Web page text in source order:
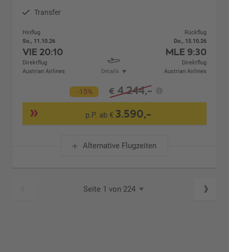
Transfer
Hinflug
So., 11.10.26
VIE 20:10
Direktflug
Austrian Airlines
Details
Rückflug
Do., 15.10.26
MLE 9:30
Direktflug
Austrian Airlines
-15% € 4.244,-
p.P. ab € 3.590,-
Alternative Flugzeiten
Seite 1 von 224